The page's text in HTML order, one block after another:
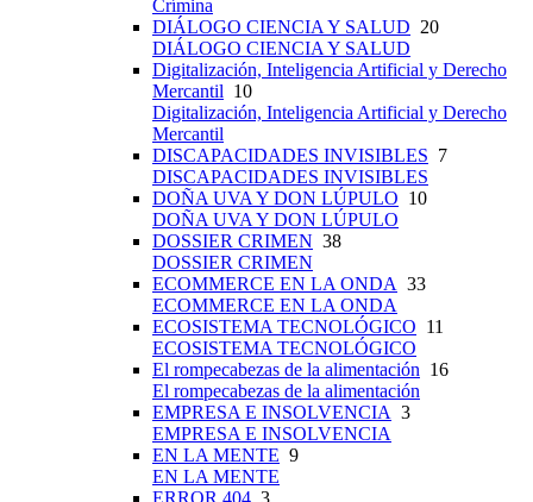
Crímina
DIÁLOGO CIENCIA Y SALUD 20
DIÁLOGO CIENCIA Y SALUD
Digitalización, Inteligencia Artificial y Derecho
Mercantil 10
Digitalización, Inteligencia Artificial y Derecho
Mercantil
DISCAPACIDADES INVISIBLES 7
DISCAPACIDADES INVISIBLES
DOÑA UVA Y DON LÚPULO 10
DOÑA UVA Y DON LÚPULO
DOSSIER CRIMEN 38
DOSSIER CRIMEN
ECOMMERCE EN LA ONDA 33
ECOMMERCE EN LA ONDA
ECOSISTEMA TECNOLÓGICO 11
ECOSISTEMA TECNOLÓGICO
El rompecabezas de la alimentación 16
El rompecabezas de la alimentación
EMPRESA E INSOLVENCIA 3
EMPRESA E INSOLVENCIA
EN LA MENTE 9
EN LA MENTE